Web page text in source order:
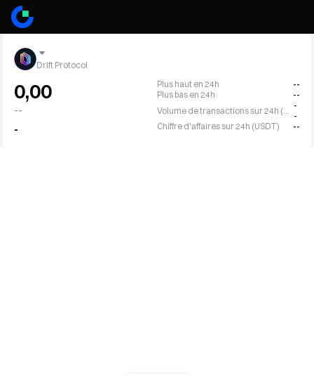
Drift Protocol
0,00
--
-
Plus haut en 24h
--
Plus bas en 24h
--
-
-
Chiffre d'affaires sur 24h (USDT)
--